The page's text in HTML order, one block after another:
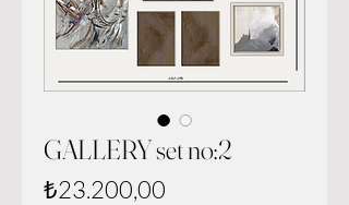
GALLERY set no:2
₺23.200,00